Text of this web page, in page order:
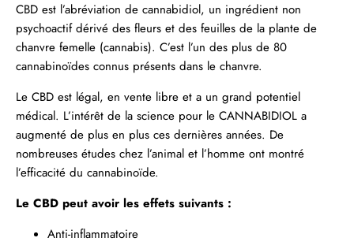
CBD est l’abréviation de cannabidiol, un ingrédient non
psychoactif dérivé des fleurs et des feuilles de la plante de
chanvre femelle (cannabis). C’est l’un des plus de 80
cannabinoïdes connus présents dans le chanvre.
Le CBD est légal, en vente libre et a un grand potentiel
médical. L’intérêt de la science pour le CANNABIDIOL a
augmenté de plus en plus ces dernières années. De
nombreuses études chez l’animal et l’homme ont montré
l’efficacité du cannabinoïde.
Le CBD peut avoir les effets suivants :
Anti-inflammatoire